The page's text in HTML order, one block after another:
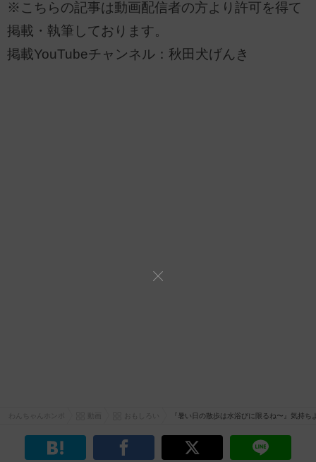
※こちらの記事は動画配信者の方より許可を得て
掲載・執筆しております。
掲載YouTubeチャンネル：秋田犬げんき
おもしろい 『暑い日の散歩は水浴びに限るね〜』気持ち